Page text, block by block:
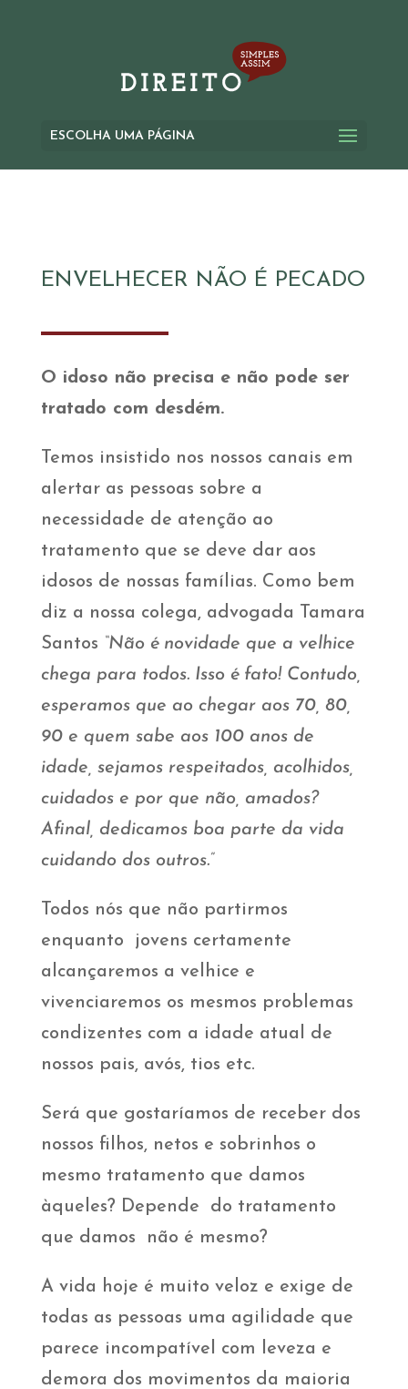
ESCOLHA UMA PÁGINA
ENVELHECER NÃO É PECADO
O idoso não precisa e não pode ser
tratado com desdém.
Temos insistido nos nossos canais em
alertar as pessoas sobre a
necessidade de atenção ao
tratamento que se deve dar aos
idosos de nossas famílias. Como bem
diz a nossa colega, advogada Tamara
Santos “Não é novidade que a velhice
chega para todos. Isso é fato! Contudo,
esperamos que ao chegar aos 70, 80,
90 e quem sabe aos 100 anos de
idade, sejamos respeitados, acolhidos,
cuidados e por que não, amados?
Afinal, dedicamos boa parte da vida
cuidando dos outros.”
Todos nós que não partirmos
enquanto jovens certamente
alcançaremos a velhice e
vivenciaremos os mesmos problemas
condizentes com a idade atual de
nossos pais, avós, tios etc.
Será que gostaríamos de receber dos
nossos filhos, netos e sobrinhos o
mesmo tratamento que damos
àqueles? Depende do tratamento
que damos não é mesmo?
A vida hoje é muito veloz e exige de
todas as pessoas uma agilidade que
parece incompatível com leveza e
demora dos movimentos da maioria